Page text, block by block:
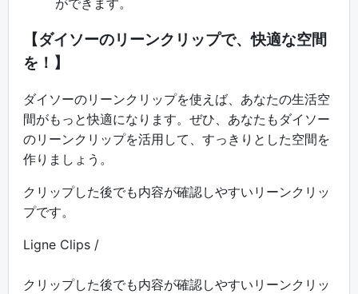
【ダイソーのリーンクリップで、快適な空間
を！】
ダイソーのリーンクリップを使えば、あなたの生活空
間がもっと快適になります。ぜひ、あなたもダイソー
のリーンクリップを活用して、すっきりとした空間を
作りましょう。
クリップした後でも内容が確認しやすいリーンクリッ
プです。
Ligne Clips /
クリップした後でも内容が確認しやすいリーンクリッ